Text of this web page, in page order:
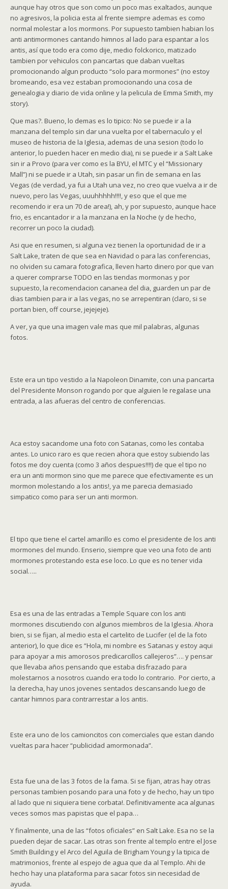
aunque hay otros que son como un poco mas exaltados, aunque
no agresivos, la policia esta al frente siempre ademas es como
normal molestar a los mormons. Por supuesto tambien habian los
anti antimormones cantando himnos al lado para espantar a los
antis, así que todo era como dije, medio folckorico, matizado
tambien por vehiculos con pancartas que daban vueltas
promocionando algun producto “solo para mormones” (no estoy
bromeando, esa vez estaban promocionando una cosa de
genealogia y diario de vida online y la pelicula de Emma Smith, my
story).
Que mas?. Bueno, lo demas es lo tipico: No se puede ir a la
manzana del templo sin dar una vuelta por el tabernaculo y el
museo de historia de la Iglesia, ademas de una sesion (todo lo
anterior, lo pueden hacer en medio dia), ni se puede ir a Salt Lake
sin ir a Provo (para ver como es la BYU, el MTC y el “Missionary
Mall”) ni se puede ir a Utah, sin pasar un fin de semana en las
Vegas (de verdad, ya fui a Utah una vez, no creo que vuelva a ir de
nuevo, pero las Vegas, uuuhhhhh!!!!, y eso que el que me
recomendo ir era un 70 de area!), ah, y por supuesto, aunque hace
frio, es encantador ir a la manzana en la Noche (y de hecho,
recorrer un poco la ciudad).
Asi que en resumen, si alguna vez tienen la oportunidad de ir a
Salt Lake, traten de que sea en Navidad o para las conferencias,
no olviden su camara fotografica, lleven harto dinero por que van
a querer comprarse TODO en las tiendas mormonas y por
supuesto, la recomendacion cananea del dia, guarden un par de
dias tambien para ir a las vegas, no se arrepentiran (claro, si se
portan bien, off course, jejejeje).
A ver, ya que una imagen vale mas que mil palabras, algunas
fotos.
Este era un tipo vestido a la Napoleon Dinamite, con una pancarta
del Presidente Monson rogando por que alguien le regalase una
entrada, a las afueras del centro de conferencias.
Aca estoy sacandome una foto con Satanas, como les contaba
antes. Lo unico raro es que recien ahora que estoy subiendo las
fotos me doy cuenta (como 3 años despues!!!!) de que el tipo no
era un anti mormon sino que me parece que efectivamente es un
mormon molestando a los antis!, ya me parecia demasiado
simpatico como para ser un anti mormon.
El tipo que tiene el cartel amarillo es como el presidente de los anti
mormones del mundo. Enserio, siempre que veo una foto de anti
mormones protestando esta ese loco. Lo que es no tener vida
social…..
Esa es una de las entradas a Temple Square con los anti
mormones discutiendo con algunos miembros de la Iglesia. Ahora
bien, si se fijan, al medio esta el cartelito de Lucifer (el de la foto
anterior), lo que dice es “Hola, mi nombre es Satanas y estoy aqui
para apoyar a mis amorosos predicarcillos callejeros”…. y pensar
que llevaba años pensando que estaba disfrazado para
molestarnos a nosotros cuando era todo lo contrario. Por cierto, a
la derecha, hay unos jovenes sentados descansando luego de
cantar himnos para contrarrestar a los antis.
Este era uno de los camioncitos con comerciales que estan dando
vueltas para hacer “publicidad amormonada”.
Esta fue una de las 3 fotos de la fama. Si se fijan, atras hay otras
personas tambien posando para una foto y de hecho, hay un tipo
al lado que ni siquiera tiene corbata!. Definitivamente aca algunas
veces somos mas papistas que el papa…
Y finalmente, una de las “fotos oficiales” en Salt Lake. Esa no se la
pueden dejar de sacar. Las otras son frente al templo entre el Jose
Smith Building y el Arco del Aguila de Brigham Young y la tipica de
matrimonios, frente al espejo de agua que da al Templo. Ahi de
hecho hay una plataforma para sacar fotos sin necesidad de
ayuda.